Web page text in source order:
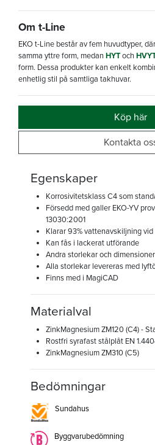
Om t-Line
EKO t-Line består av fem huvudtyper, där
samma yttre form, medan HYToch
form. Dessa produkter kan enkelt
enhetlig stil på samtliga takhuvar.
Köp här
Kontakta
Egenskaper
Korrosivitetsklass C4 som
Försedd med galler EKO-YV
13030:2001
Klarar 93% vattenavskiljning
Kan fås i lackerat utförande
Andra storlekar och
Alla storlekar levereras med
Finns med i MagiCAD
Materialval
ZinkMagnesium ZM120 (C4) -
Rostfri syrafast stålplåt EN
ZinkMagnesium ZM310 (C5)
Bedömningar
Sundahus
Byggvarubedömning